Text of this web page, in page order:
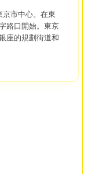
京市中心。在東
路口開始。東京
座的規劃街道和